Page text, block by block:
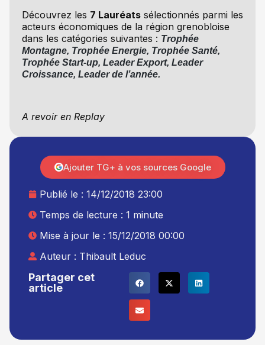
Découvrez les 7 Lauréatssélectionnés parmi les
acteurs économiques de la région grenobloise
dans les catégories suivantes : Trophée
Montagne, Trophée Energie, Trophée Santé,
Trophée Start-up, Leader Export, Leader
Croissance, Leader de l’année.
A revoir en Replay
Partager cet
article
Publié le : 14/12/2018 23:00
Temps de lecture : 1 minute
Mise à jour le : 15/12/2018 00:00
Auteur : Thibault Leduc
Ajouter TG+ à vos sources Google